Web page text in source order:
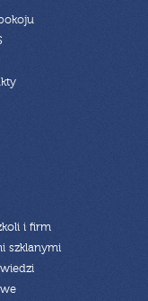
i firm
szklanymi